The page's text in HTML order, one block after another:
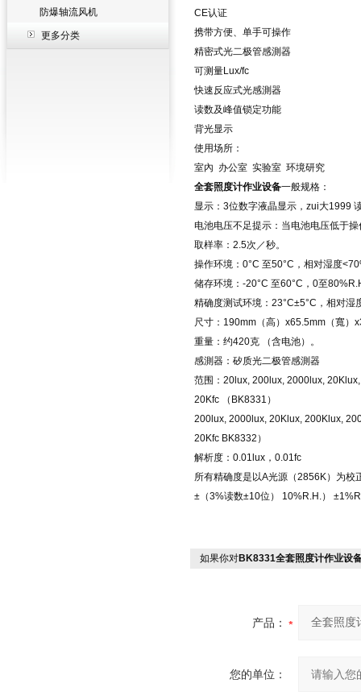
防爆轴流风机
更多分类
CE认证
携带方便、单手可操作
精密式光二极管感測器
可测量Lux/fc
快速反应式光感測器
读数及峰值锁定功能
背光显示
使用场所：
室內 办公室 实验室 环境研究
全套照度计作业设备一般规格：
显示：3位数字液晶显示，zui大1999
电池电压不足提示：当电池电压低于
取样率：2.5次／秒。
操作环境：0°C 至50°C，相对湿度
储存环境：-20°C 至60°C，0至
精确度测试环境：23°C±5°C，相对湿
尺寸：190mm（高）x65.5mm（寬）
重量：约420克 （含电池）。
感測器：矽质光二极管感測器
范围：20lux, 200lux, 2000lux,
20Kfc （BK8331）
200lux, 2000lux, 20Klux, 200Klux,
20Kfc BK8332）
解析度：0.01lux，0.01fc
所有精确度是以A光源（2856K）为校
±（3%读数±10位） 10%R.H.）
如果你对BK8331全套照度计作业设
产品：
您的单位：